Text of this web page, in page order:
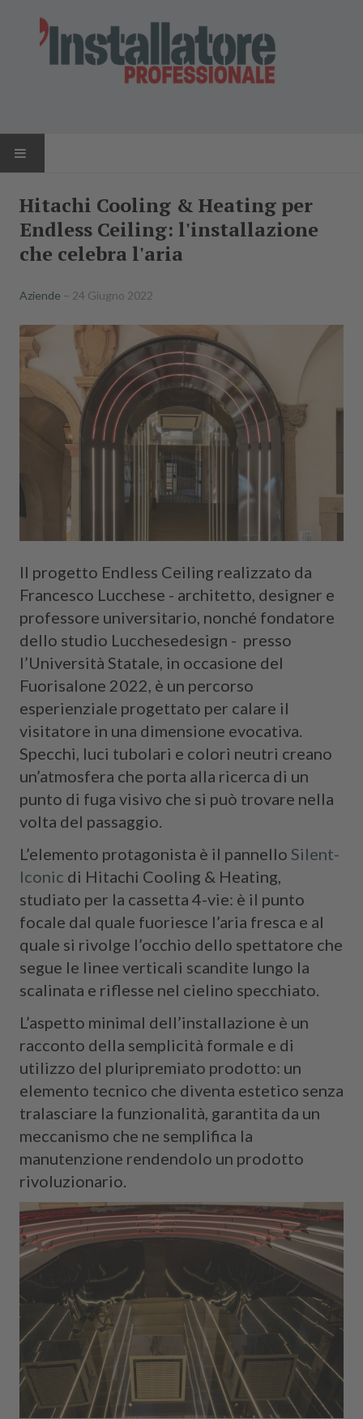
NEWS
RIVISTA
Hitachi Cooling & Heating per
Endless Ceiling: l'installazione
che celebra l'aria
Aziende 24 Giugno 2022
Il progetto Endless Ceiling realizzato da
Francesco Lucchese - architetto, designer e
professore universitario, nonché fondatore
dello studio Lucchesedesign - presso
l’Università Statale, in occasione del
Fuorisalone 2022, è un percorso
esperienziale progettato per calare il
visitatore in una dimensione evocativa.
Specchi, luci tubolari e colori neutri creano
un’atmosfera che porta alla ricerca di un
punto di fuga visivo che si può trovare nella
volta del passaggio.
L’elemento protagonista è il pannello Silent-
Iconic di Hitachi Cooling & Heating,
studiato per la cassetta 4-vie: è il punto
focale dal quale fuoriesce l’aria fresca e al
quale si rivolge l’occhio dello spettatore che
segue le linee verticali scandite lungo la
scalinata e riflesse nel cielino specchiato.
L’aspetto minimal dell’installazione è un
racconto della semplicità formale e di
utilizzo del pluripremiato prodotto: un
elemento tecnico che diventa estetico senza
tralasciare la funzionalità, garantita da un
meccanismo che ne semplifica la
manutenzione rendendolo un prodotto
rivoluzionario.